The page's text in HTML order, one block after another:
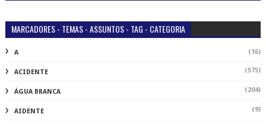
MARCADORES - TEMAS - ASSUNTOS - TAG - CATEGORIA
A (16)
ACIDENTE (575)
ÁGUA BRANCA (204)
AIDENTE (9)